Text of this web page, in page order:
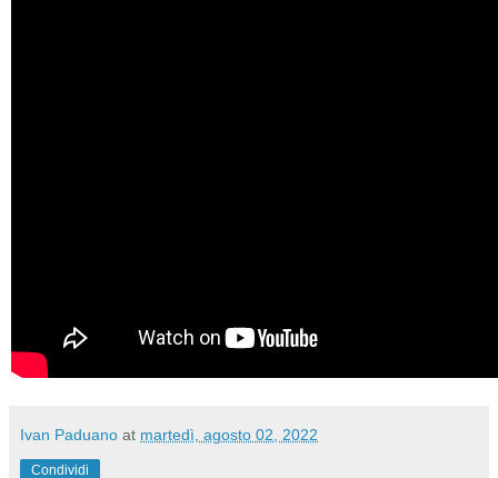
Ivan Paduano at martedì, agosto 02, 2022
Condividi